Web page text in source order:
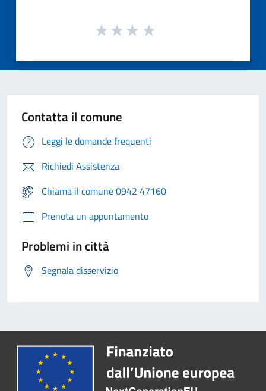
Contatta il comune
Leggi le domande frequenti
Richiedi Assistenza
Chiama il comune 0942 47160
Prenota un appuntamento
Problemi in città
Segnala disservizio